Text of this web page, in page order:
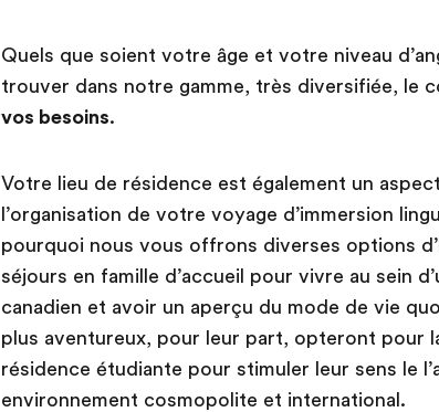
Quels que soient votre âge et votre niveau
trouver dans notre gamme, très diversifiée, le
vos besoins.
Votre lieu de résidence est également un
l’organisation de votre voyage d’immersion
pourquoi nous vous offrons diverses options
séjours en famille d’accueil pour vivre au sein
canadien et avoir un aperçu du mode de vie
plus aventureux, pour leur part, opteront pour
résidence étudiante pour stimuler leur sens le
environnement cosmopolite et international.